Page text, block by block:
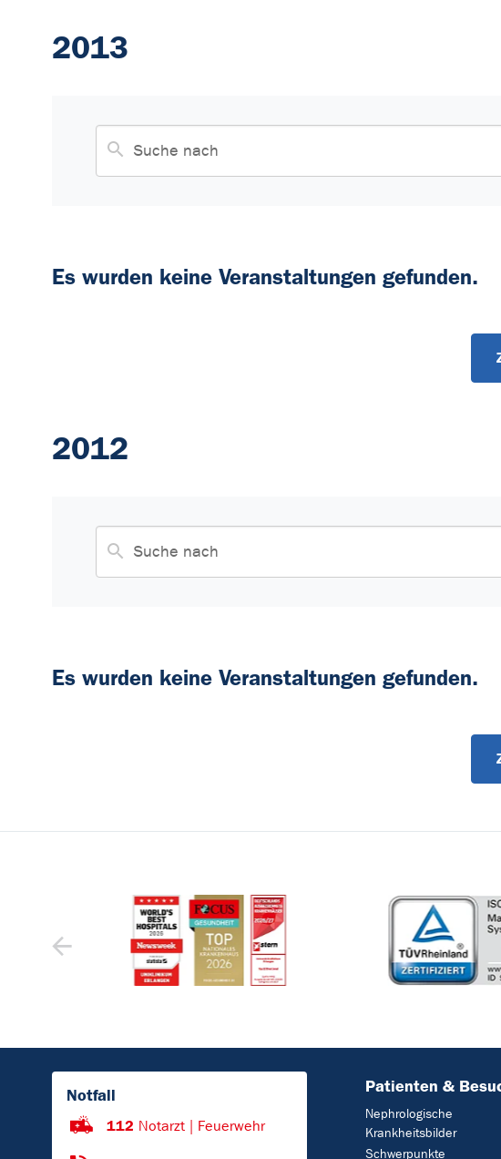
2013
Es wurden keine Veranstaltungen gefunden.
2012
Es wurden keine Veranstaltungen gefunden.
Notfall
112 Notarzt | Feuerwehr
Patienten &
Nephrologische
Krankheitsbilder
Schwerpunkte